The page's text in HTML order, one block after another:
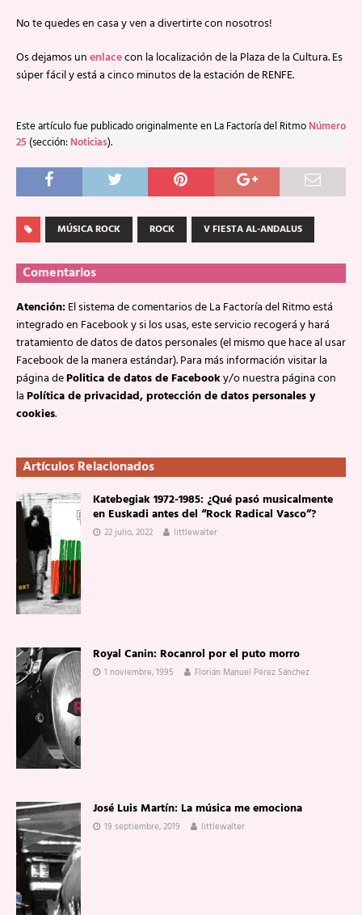
No te quedes en casa y ven a divertirte con nosotros!
Os dejamos unenlacecon la localización de la Plaza de la Cultura. Es
súper fácil y está a cinco minutos de la estación de RENFE.
Este artículo fue publicado originalmente en La Factoría del Ritmo Número
25 (sección: Noticias).
MÚSICA ROCK ROCK V FIESTA AL-ANDALUS
Comentarios
Atención:El sistema de comentarios de La Factoría del Ritmo está
integrado en Facebook y si los usas, este servicio recogerá y hará
tratamiento de datos de datos personales (el mismo que hace al usar
Facebook de la manera estándar). Para más información visitar la
página dePolitica de datos de Facebooky/o nuestra página con
laPolítica de privacidad, protección de datos personales y
cookies.
Artículos Relacionados
Katebegiak 1972-1985: ¿Qué pasó musicalmente
en Euskadi antes del “Rock Radical Vasco”?
22 julio, 2022 littlewalter
Royal Canin: Rocanrol por el puto morro
1 noviembre, 1995 Florián Manuel Pérez Sánchez
José Luis Martín: La música me emociona
19 septiembre, 2019 littlewalter